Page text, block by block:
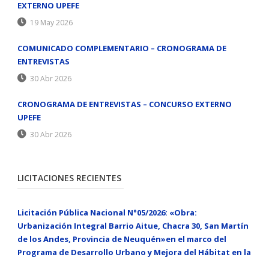
EXTERNO UPEFE
19 May 2026
COMUNICADO COMPLEMENTARIO – CRONOGRAMA DE
ENTREVISTAS
30 Abr 2026
CRONOGRAMA DE ENTREVISTAS – CONCURSO EXTERNO
UPEFE
30 Abr 2026
LICITACIONES RECIENTES
Licitación Pública Nacional N°05/2026: «Obra:
Urbanización Integral Barrio Aitue, Chacra 30, San Martín
de los Andes, Provincia de Neuquén»en el marco del
Programa de Desarrollo Urbano y Mejora del Hábitat en la